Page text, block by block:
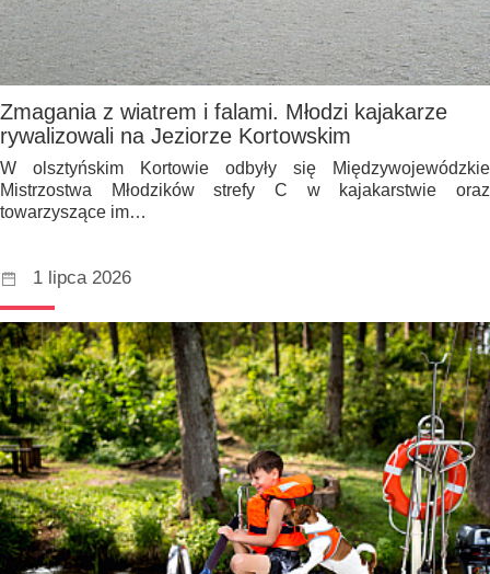
Zmagania z wiatrem i falami. Młodzi kajakarze
rywalizowali na Jeziorze Kortowskim
W olsztyńskim Kortowie odbyły się Międzywojewódzkie
Mistrzostwa Młodzików strefy C w kajakarstwie oraz
towarzyszące im…
1 lipca 2026